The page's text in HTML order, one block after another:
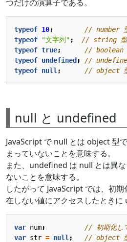
つだけの演算子である。
typeof 10;
typeof
"文字列" ;
typeof true;
typeof undefined ;
typeof null ;
null と undefined
JavaScript で null とは object 型
まっていないことを意味する。
また、undefined は null とは異
ないことを意味する。
したがって JavaScript では、初
在しない値にアクセスしたときに
var num;
var str = null ;